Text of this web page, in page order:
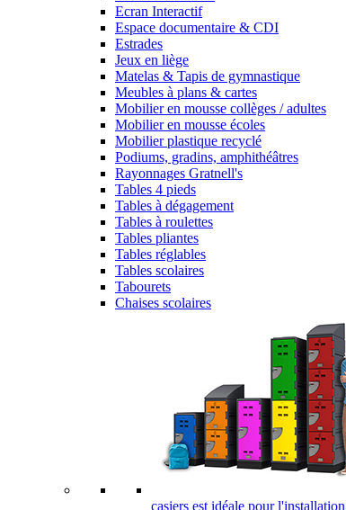
Ecran Interactif
Espace documentaire & CDI
Estrades
Jeux en liège
Matelas & Tapis de gymnastique
Meubles à plans & cartes
Mobilier en mousse collèges / adultes
Mobilier en mousse écoles
Mobilier plastique recyclé
Podiums, gradins, amphithéâtres
Rayonnages Gratnell's
Tables 4 pieds
Tables à dégagement
Tables à roulettes
Tables pliantes
Tables réglables
Tables scolaires
Tabourets
Chaises scolaires
casiers est idéale pour